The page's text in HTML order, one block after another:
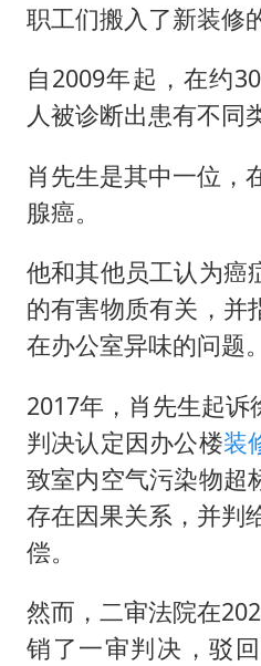
职工们搬入了新装修
自2009年起，在约
人被诊断出患有不同
肖先生是其中一位，
腺癌。
他和其他员工认为癌
的有害物质有关，并
在办公室异味的问题。
2017年，肖先生起
判决认定因办公楼装
致室内空气污染物超
存在因果关系，并判
偿。
然而，二审法院在
销了一审判决，驳